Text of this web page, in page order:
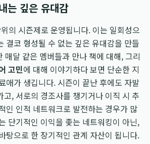
는 깊은 유대감
의 시즌제로 운영됩니다. 이는 일회성으
결코 형성될 수 없는 깊은 유대감을 만들
매달 같은 멤버들과 만나 책에 대해, 그리
고민에 대해 이야기하다 보면 단순한 지
애가 생깁니다. 시즌이 끝난 후에도 자발
고, 서로의 경조사를 챙기거나 이직 시 추
인 인적 네트워크로 발전하는 경우가 많
단기적인 이익을 좇는 네트워킹이 아닌,
탕으로 한 장기적인 관계 자산이 됩니다.